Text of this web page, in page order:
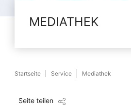
MEDIATHEK
Startseite Service Mediathek
Seite teilen